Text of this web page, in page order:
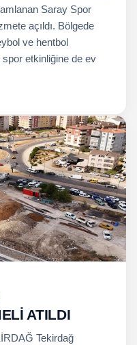
Saray Spor
açıldı. Bölgede
ve hentbol
spor etkinliğine de ev
ATILDI
Tekirdağ